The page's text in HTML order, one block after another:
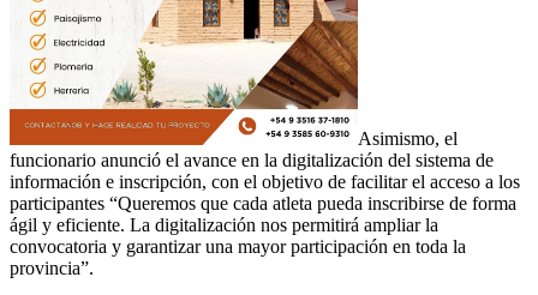
Asimismo, el
funcionario anunció el avance en la digitalización del sistema de
información e inscripción, con el objetivo de facilitar el acceso a los
participantes “Queremos que cada atleta pueda inscribirse de forma
ágil y eficiente. La digitalización nos permitirá ampliar la
convocatoria y garantizar una mayor participación en toda la
provincia”.